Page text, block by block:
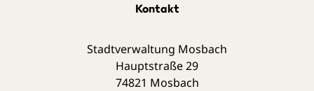
Kontakt
Stadtverwaltung Mosbach
Hauptstraße 29
74821 Mosbach